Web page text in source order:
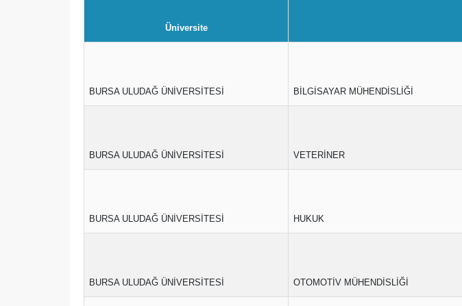
Üniversite
BURSA ULUDAĞ ÜNİVERSİTESİ BİLGİSAYAR MÜHENDİSLİĞİ
BURSA ULUDAĞ ÜNİVERSİTESİ VETERİNER
BURSA ULUDAĞ ÜNİVERSİTESİ HUKUK
BURSA ULUDAĞ ÜNİVERSİTESİ OTOMOTİV MÜHENDİSLİĞİ